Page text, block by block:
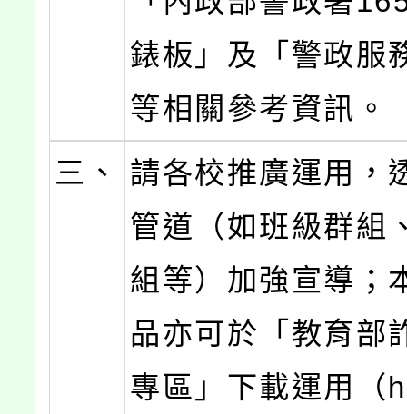
錶板」及「警政服
等相關參考資訊。
三、
請各校推廣運用，
管道（如班級群組
組等）加強宣導；
品亦可於「教育部
專區」下載運用（